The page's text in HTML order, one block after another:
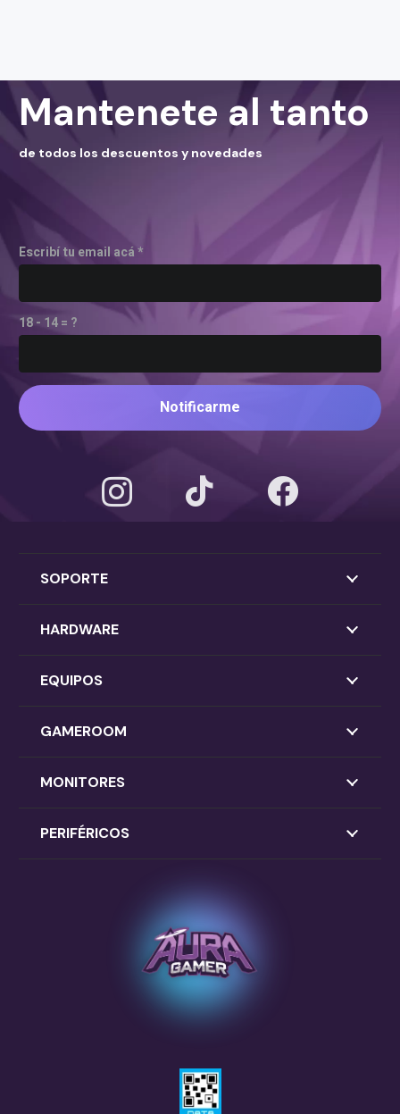
Mantenete al tanto
de todos los descuentos y novedades
Escribí tu email acá *
18 - 14 = ?
Notificarme
SOPORTE
HARDWARE
EQUIPOS
GAMEROOM
MONITORES
PERIFÉRICOS